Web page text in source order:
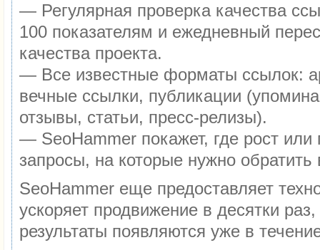
— Регулярная проверка качества
100 показателям и ежедневный
качества проекта.
— Все известные форматы ссылок:
вечные ссылки, публикации
отзывы, статьи, пресс-релизы).
— SeoHammer покажет, где рост или
запросы, на которые нужно
SeoHammer еще предоставляет
ускоряет продвижение в десятки
результаты появляются уже в